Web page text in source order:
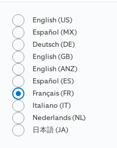
English (US)
Español (MX)
Deutsch (DE)
English (GB)
English (ANZ)
Español (ES)
Français (FR)
Italiano (IT)
Nederlands (NL)
日本語 (JA)